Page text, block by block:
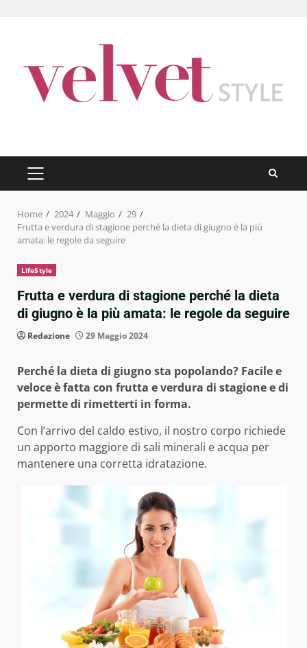
PRIMARY
MENU
Home 2024 Maggio
29
Frutta e verdura di stagione perché la dieta di giugno è la più
amata: le regole da seguire
LifeStyle
Frutta e verdura di stagione perché la dieta
di giugno è la più amata: le regole da seguire
Redazione 29 Maggio 2024
Perché la dieta di giugno sta popolando? Facile e
veloce è fatta con frutta e verdura di stagione e di
permette di rimetterti in forma.
Con l’arrivo del caldo estivo, il nostro corpo richiede
un apporto maggiore di sali minerali e acqua per
mantenere una corretta idratazione.